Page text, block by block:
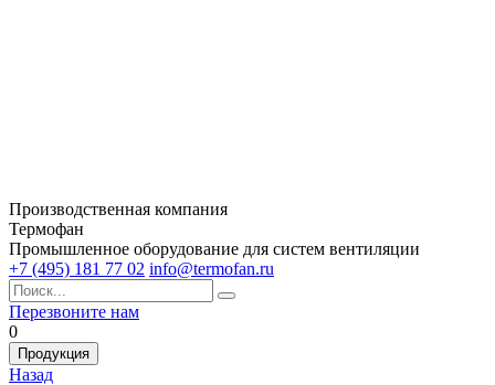
Производственная компания
Термофан
Промышленное оборудование для систем вентиляции
+7 (495) 181 77 02 info@termofan.ru
Перезвоните нам
0
Продукция
Назад